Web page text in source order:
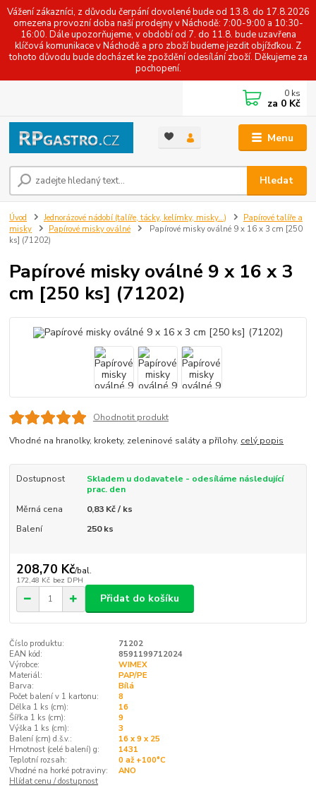
Vážení zákazníci, z důvodu čerpání dovolené bude od 13.8. do 17.8.2026
omezena provozní doba naší prodejny v Náchodě: 7:00-9:00 a 10:30-
16:00. Dále upozorňujeme, v období od 7. do 11.8. bude uzavřena
klíčová komunikace v Náchodě a pro zboží budeme jezdit objížďkou. Z
tohoto důvodu bude docházet ke zpoždění odesílání zboží. Děkujeme za
pochopení.
Menu
Hledat
0 ks
za 0 Kč
Úvod Jednorázové nádobí (talíře, tácky, kelímky, misky...)
Papírové talíře a
misky
Papírové misky oválné
Papírové misky oválné 9 x 16 x 3 cm [250
ks] (71202)
Papírové misky oválné 9 x 16 x 3
cm [250 ks] (71202)
Ohodnotit produkt
Vhodné na hranolky, krokety, zeleninové saláty a přílohy. celý popis
Dostupnost
Skladem u dodavatele - odesíláme následující
prac. den
Měrná cena
0,83 Kč / ks
Balení
250 ks
208,70 Kč/bal.
172,48 Kč bez DPH
Přidat do košíku
Číslo produktu:
71202
EAN kód:
8591199712024
Výrobce:
WIMEX
Materiál:
PAP/PE
Barva:
Bílá
Počet balení v 1 kartonu:
8
Délka 1 ks (cm):
16
Šířka 1 ks (cm):
9
Výška 1 ks (cm):
3
Balení (cm) d.š.v.:
16 x 9 x 25
Hmotnost (celé balení) g:
1431
Teplotní rozsah:
0 až +100°C
Vhodné na horké potraviny:
ANO
Hlídat cenu / dostupnost